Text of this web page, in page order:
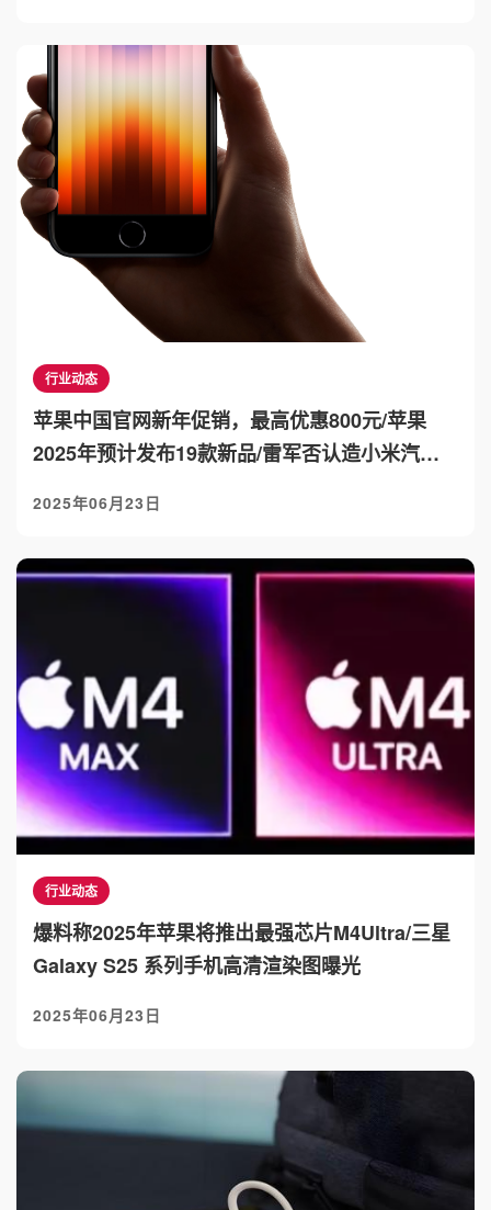
行业动态
苹果中国官网新年促销，最高优惠800元/苹果
2025年预计发布19款新品/雷军否认造小米汽车
2025年06月23日
行业动态
爆料称2025年苹果将推出最强芯片M4Ultra/三星
Galaxy S25 系列手机高清渲染图曝光
2025年06月23日